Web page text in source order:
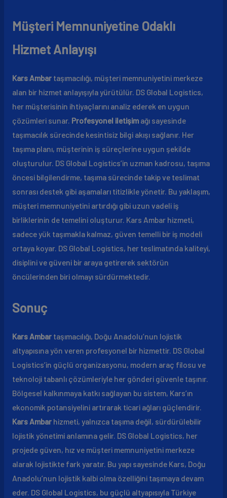
Müşteri Memnuniyetine Odaklı
Hizmet Anlayışı
Kars Ambartaşımacılığı, müşteri memnuniyetini merkeze
alan bir hizmet anlayışıyla yürütülür. DS Global Logistics,
her müşterisinin ihtiyaçlarını analiz ederek en uygun
çözümleri sunar. Profesyonel iletişimağı sayesinde
taşımacılık sürecinde kesintisiz bilgi akışı sağlanır. Her
taşıma planı, müşterinin iş süreçlerine uygun şekilde
oluşturulur. DS Global Logistics’in uzman kadrosu, taşıma
öncesi bilgilendirme, taşıma sürecinde takip ve teslimat
sonrası destek gibi aşamaları titizlikle yönetir. Bu yaklaşım,
müşteri memnuniyetini artırdığı gibi uzun vadeli iş
birliklerinin de temelini oluşturur. Kars Ambar hizmeti,
sadece yük taşımakla kalmaz, güven temelli bir iş modeli
ortaya koyar. DS Global Logistics, her teslimatında kaliteyi,
disiplini ve güveni bir araya getirerek sektörün
öncülerinden biri olmayı sürdürmektedir.
Sonuç
Kars Ambartaşımacılığı, Doğu Anadolu’nun lojistik
altyapısına yön veren profesyonel bir hizmettir. DS Global
Logistics’in güçlü organizasyonu, modern araç filosu ve
teknoloji tabanlı çözümleriyle her gönderi güvenle taşınır.
Bölgesel kalkınmaya katkı sağlayan bu sistem, Kars’ın
ekonomik potansiyelini artırarak ticari ağları güçlendirir.
Kars Ambarhizmeti, yalnızca taşıma değil, sürdürülebilir
lojistik yönetimi anlamına gelir. DS Global Logistics, her
projede güven, hız ve müşteri memnuniyetini merkeze
alarak lojistikte fark yaratır. Bu yapı sayesinde Kars, Doğu
Anadolu’nun lojistik kalbi olma özelliğini taşımaya devam
eder. DS Global Logistics, bu güçlü altyapısıyla Türkiye